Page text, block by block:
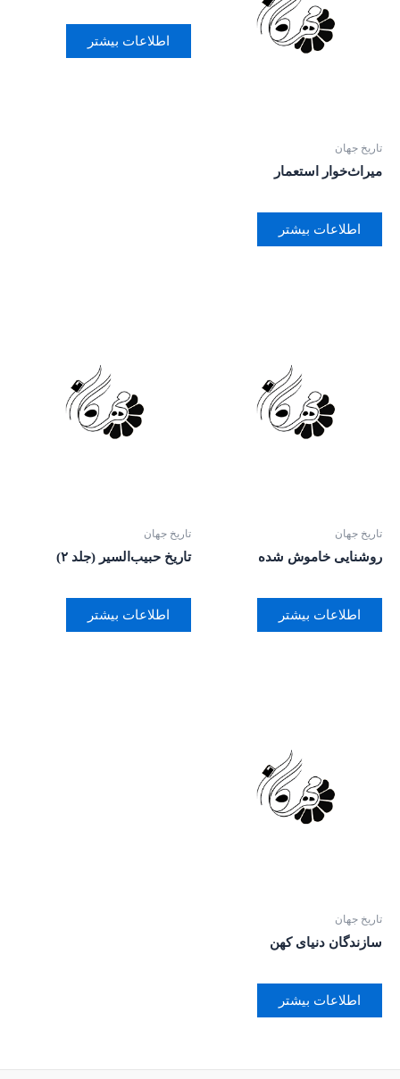
تاریخ جهان
میراث‌خوار استعمار
اطلاعات بیشتر
اطلاعات بیشتر
تاریخ جهان
روشنایی خاموش شده
اطلاعات بیشتر
تاریخ جهان
تاریخ حبیب‌السیر (جلد ۲)
اطلاعات بیشتر
تاریخ جهان
سازندگان دنیای کهن
اطلاعات بیشتر